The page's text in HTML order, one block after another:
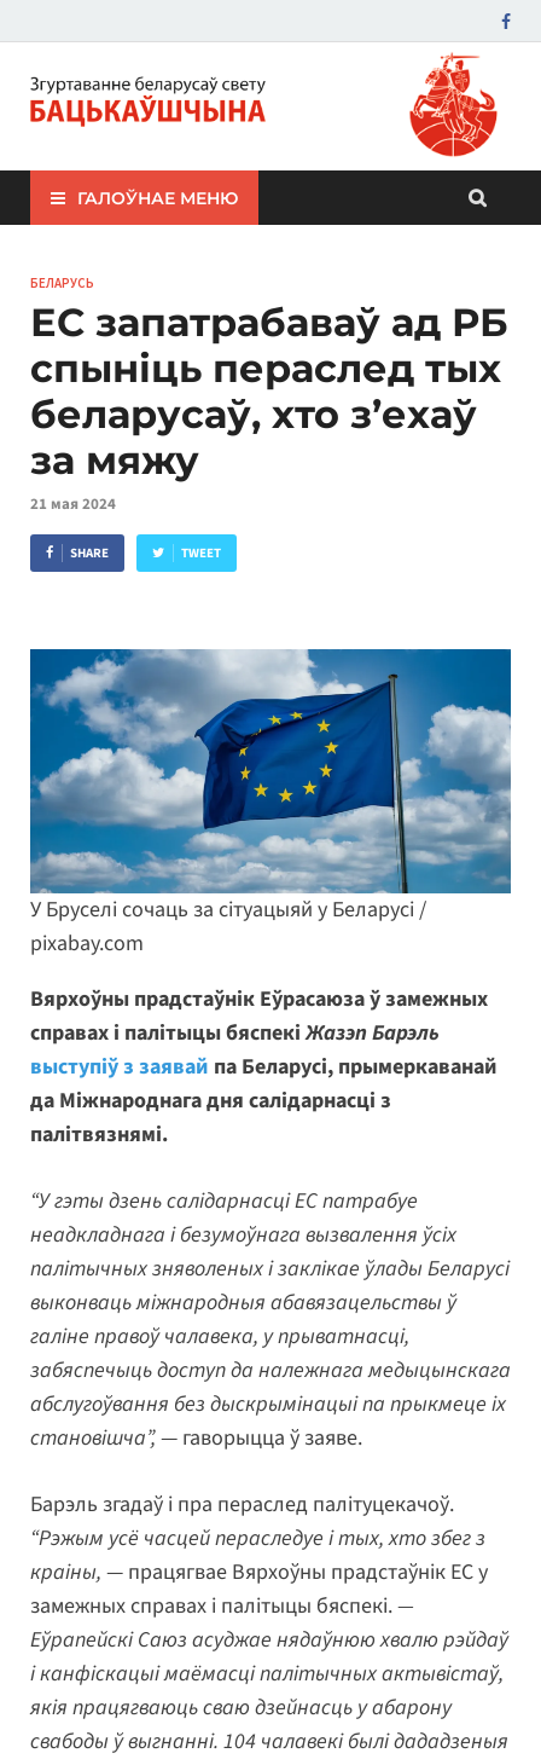
ЗБС "Бацькаўшчына"
ГАЛОЎНАЕ МЕНЮ
БЕЛАРУСЬ
ЕС запатрабаваў ад РБ
спыніць пераслед тых
беларусаў, хто з’ехаў
за мяжу
21 мая 2024
SHARE TWEET
У Бруселі сочаць за сітуацыяй у Беларусі /
pixabay.com
Вярхоўны прадстаўнік Еўрасаюза ў замежных
справах і палітыцы бяспекіЖазэп Барэль
выступіў з заявай па Беларусі, прымеркаванай
да Міжнароднага дня салідарнасці з
палітвязнямі.
“У гэты дзень салідарнасці ЕС патрабуе
неадкладнага і безумоўнага вызвалення ўсіх
палітычных зняволеных і заклікае ўлады Беларусі
выконваць міжнародныя абавязацельствы ў
галіне правоў чалавека, у прыватнасці,
забяспечыць доступ да належнага медыцынскага
абслугоўвання без дыскрымінацыі па прыкмеце іх
становішча”,— гаворыцца ў заяве.
Барэль згадаў і пра пераслед палітуцекачоў.
“Рэжым усё часцей пераследуе і тых, хто збег з
краіны, — працягвае Вярхоўны прадстаўнік ЕС у
замежных справах і палітыцы бяспекі.—
Еўрапейскі Саюз асуджае нядаўнюю хвалю рэйдаў
і канфіскацыі маёмасці палітычных актывістаў,
якія працягваюць сваю дзейнасць у абарону
свабоды ў выгнанні. 104 чалавекі былі дададзеныя